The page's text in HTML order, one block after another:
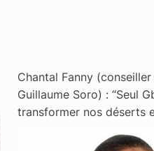
Chantal Fanny
Guillaume Soro) : “Seul
transformer nos déserts